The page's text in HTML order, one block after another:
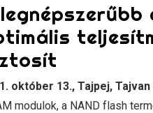
október 13., Tajpej, Tajvan
modulok, a NAND flash